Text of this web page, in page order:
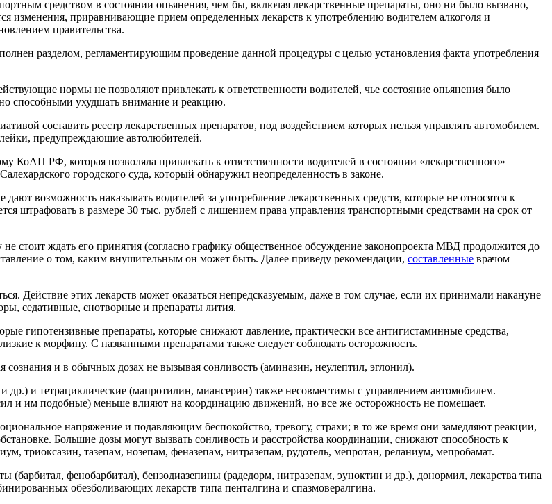
средством в состоянии опьянения, чем бы, включая лекарственные препараты, оно ни было вызвано,
изменения, приравнивающие прием определенных лекарств к употреблению водителем алкоголя и
правительства.
разделом, регламентирующим проведение данной процедуры с целью установления факта употребления
нормы не позволяют привлекать к ответственности водителей, чье состояние опьянения было
способными ухудшать внимание и реакцию.
составить реестр лекарственных препаратов, под воздействием которых нельзя управлять автомобилем.
предупреждающие автолюбителей.
КоАП РФ, которая позволяла привлекать к ответственности водителей в состоянии «лекарственного»
городского суда, который обнаружил неопределенность в законе.
возможность наказывать водителей за употребление лекарственных средств, которые не относятся к
штрафовать в размере 30 тыс. рублей с лишением права управления транспортными средствами на срок от
стоит ждать его принятия (согласно графику общественное обсуждение законопроекта МВД продолжится до
о том, каким внушительным он может быть. Далее приведу рекомендации, составленные врачом
Действие этих лекарств может оказаться непредсказуемым, даже в том случае, если их принимали накануне
седативные, снотворные и препараты лития.
гипотензивные препараты, которые снижают давление, практически все антигистаминные средства,
к морфину. С названными препаратами также следует соблюдать осторожность.
и в обычных дозах не вызывая сонливость (аминазин, неулептил, эглонил).
и тетрациклические (мапротилин, миансерин) также несовместимы с управлением автомобилем.
и им подобные) меньше влияют на координацию движений, но все же осторожность не помешает.
напряжение и подавляющим беспокойство, тревогу, страхи; в то же время они замедляют реакции,
Большие дозы могут вызвать сонливость и расстройства координации, снижают способность к
триоксазин, тазепам, нозепам, феназепам, нитразепам, рудотель, мепротан, реланиум, мепробамат.
фенобарбитал), бензодиазепины (радедорм, нитразепам, эуноктин и др.), донормил, лекарства типа
обезболивающих лекарств типа пенталгина и спазмовералгина.